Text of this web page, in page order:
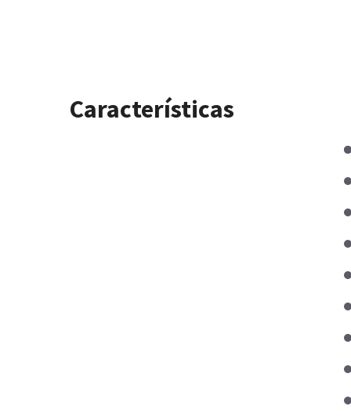
Características